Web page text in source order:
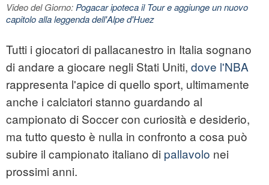
Video del Giorno:Pogacar ipoteca il Tour e aggiunge un nuovo
capitolo alla leggenda dell'Alpe d'Huez
Tutti i giocatori di pallacanestro in Italia sognano
di andare a giocare negli Stati Uniti, dove l'NBA
rappresenta l'apice di quello sport, ultimamente
anche i calciatori stanno guardando al
campionato di Soccer con curiosità e desiderio,
ma tutto questo è nulla in confronto a cosa può
subire il campionato italiano di pallavolo nei
prossimi anni.